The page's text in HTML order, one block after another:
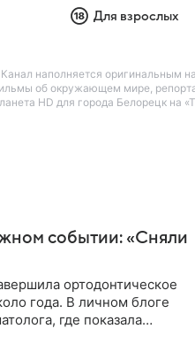
Для взрослых
наполняется оригинальным
об окружающем мире,
HD для города Белорецк на
событии: «Сняли
ортодонтическое
года. В личном блоге
где показала